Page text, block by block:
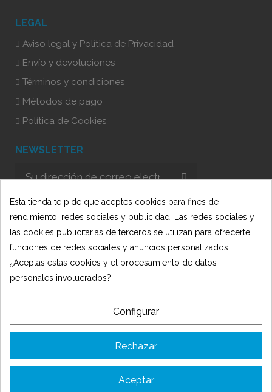
LEGAL
Aviso legal y Política de Privacidad
Envío y devoluciones
Términos y condiciones
Métodos de pago
Política de Cookies
NEWSLETTER
He leído y acepto la Política de Privacidad
© 2025 Oficit - Desarrollado por 🍋AmarilloLimón
TIENDA OFICIT SLU ha recibido una subvención de la Consejería de
financiada por la Unión Europea con cargo al Programa FSE+
Andalucía 2021-2027, enmarcada en el Programa Emplea-T, para la
inserción laboral y el fomento de la contratación en el ámbito de la
Comunidad Autónoma de Andalucía. Línea 2. Incentivo a la segunda
o sucesivas contrataciones indefinidas ordinarias por parte de
Esta tienda te pide que aceptes cookies para fines de
rendimiento, redes sociales y publicidad. Las redes sociales y
las cookies publicitarias de terceros se utilizan para ofrecerte
funciones de redes sociales y anuncios personalizados.
¿Aceptas estas cookies y el procesamiento de datos
personales involucrados?
Configurar
Rechazar
Aceptar